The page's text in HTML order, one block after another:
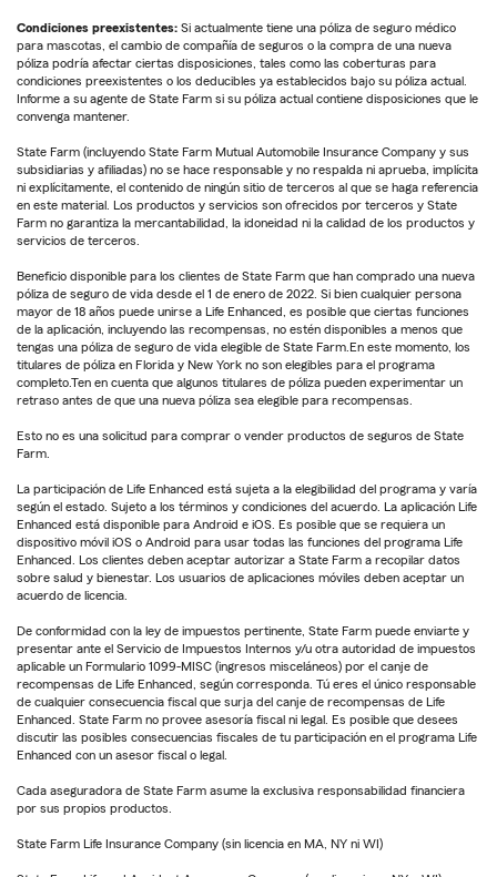
Condiciones preexistentes: Si actualmente tiene una póliza de seguro médico
para mascotas, el cambio de compañía de seguros o la compra de una nueva
póliza podría afectar ciertas disposiciones, tales como las coberturas para
condiciones preexistentes o los deducibles ya establecidos bajo su póliza actual.
Informe a su agente de State Farm si su póliza actual contiene disposiciones que le
convenga mantener.
State Farm (incluyendo State Farm Mutual Automobile Insurance Company y sus
subsidiarias y afiliadas) no se hace responsable y no respalda ni aprueba, implícita
ni explícitamente, el contenido de ningún sitio de terceros al que se haga referencia
en este material. Los productos y servicios son ofrecidos por terceros y State
Farm no garantiza la mercantabilidad, la idoneidad ni la calidad de los productos y
servicios de terceros.
Beneficio disponible para los clientes de State Farm que han comprado una nueva
póliza de seguro de vida desde el 1 de enero de 2022. Si bien cualquier persona
mayor de 18 años puede unirse a Life Enhanced, es posible que ciertas funciones
de la aplicación, incluyendo las recompensas, no estén disponibles a menos que
tengas una póliza de seguro de vida elegible de State Farm.En este momento, los
titulares de póliza en Florida y New York no son elegibles para el programa
completo.Ten en cuenta que algunos titulares de póliza pueden experimentar un
retraso antes de que una nueva póliza sea elegible para recompensas.
Esto no es una solicitud para comprar o vender productos de seguros de State
Farm.
La participación de Life Enhanced está sujeta a la elegibilidad del programa y varía
según el estado. Sujeto a los términos y condiciones del acuerdo. La aplicación Life
Enhanced está disponible para Android e iOS. Es posible que se requiera un
dispositivo móvil iOS o Android para usar todas las funciones del programa Life
Enhanced. Los clientes deben aceptar autorizar a State Farm a recopilar datos
sobre salud y bienestar. Los usuarios de aplicaciones móviles deben aceptar un
acuerdo de licencia.
De conformidad con la ley de impuestos pertinente, State Farm puede enviarte y
presentar ante el Servicio de Impuestos Internos y/u otra autoridad de impuestos
aplicable un Formulario 1099-MISC (ingresos misceláneos) por el canje de
recompensas de Life Enhanced, según corresponda. Tú eres el único responsable
de cualquier consecuencia fiscal que surja del canje de recompensas de Life
Enhanced. State Farm no provee asesoría fiscal ni legal. Es posible que desees
discutir las posibles consecuencias fiscales de tu participación en el programa Life
Enhanced con un asesor fiscal o legal.
Cada aseguradora de State Farm asume la exclusiva responsabilidad financiera
por sus propios productos.
State Farm Life Insurance Company (sin licencia en MA, NY ni WI)